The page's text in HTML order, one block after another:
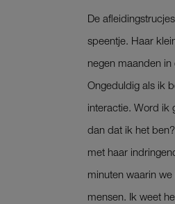
De
speentje. Haar
negen maanden
Ongeduldig als ik
interactie. Word ik
dan dat ik het
met haar
minuten waarin
mensen. Ik weet